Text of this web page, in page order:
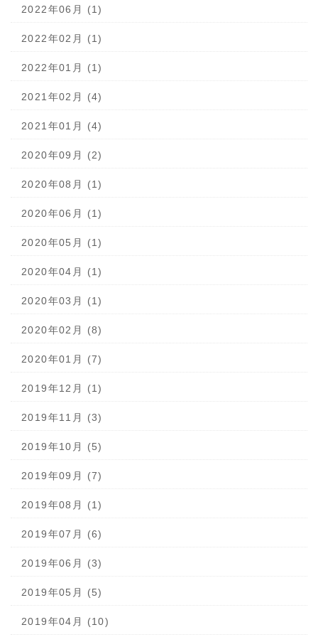
2022年06月 (1)
2022年02月 (1)
2022年01月 (1)
2021年02月 (4)
2021年01月 (4)
2020年09月 (2)
2020年08月 (1)
2020年06月 (1)
2020年05月 (1)
2020年04月 (1)
2020年03月 (1)
2020年02月 (8)
2020年01月 (7)
2019年12月 (1)
2019年11月 (3)
2019年10月 (5)
2019年09月 (7)
2019年08月 (1)
2019年07月 (6)
2019年06月 (3)
2019年05月 (5)
2019年04月 (10)